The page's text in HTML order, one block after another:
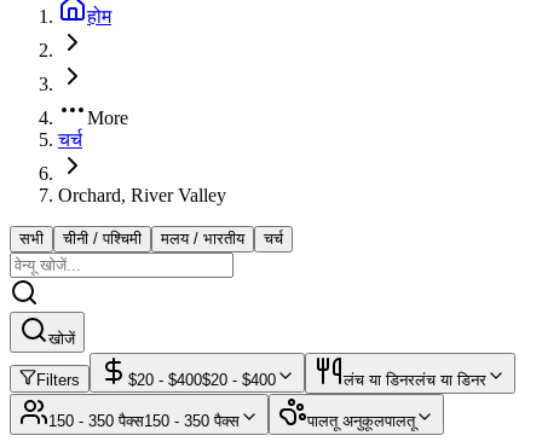
होम
More
चर्च
Orchard, River Valley
सभी चीनी / पश्चिमी मलय / भारतीय चर्च
खोजें
Filters $20 - $400$20 - $400 लंच या डिनरलंच या डिनर
150 - 350 पैक्स150 - 350 पैक्स पालतू अनुकूलपालतू